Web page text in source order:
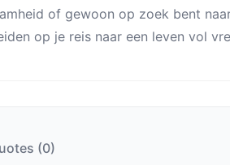
of gewoon op zoek bent
op je reis naar een leven vol
(0)